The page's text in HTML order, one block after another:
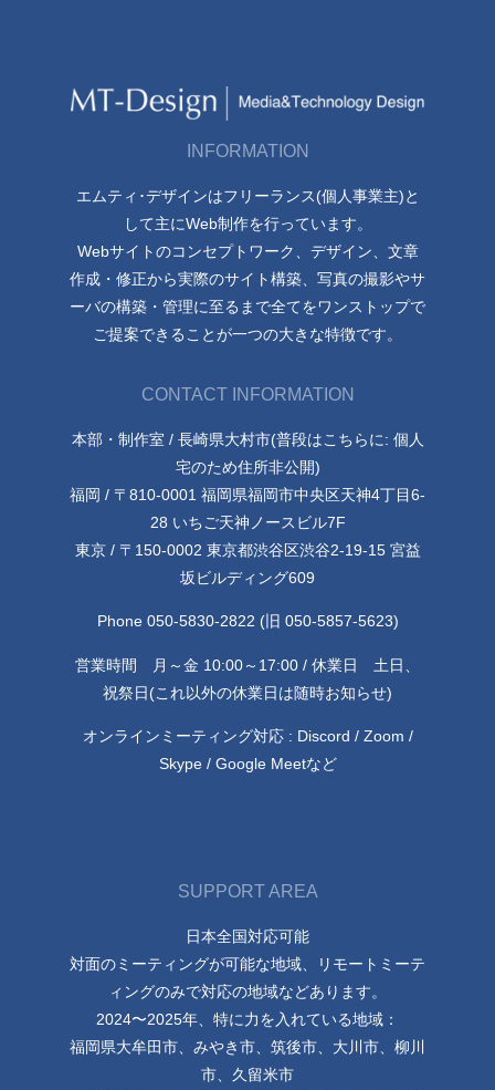
INFORMATION
エムティ･デザインはフリーランス(個人事業主)と
して主にWeb制作を行っています。
Webサイトのコンセプトワーク、デザイン、文章
作成・修正から実際のサイト構築、写真の撮影やサ
ーバの構築・管理に至るまで全てをワンストップで
ご提案できることが一つの大きな特徴です。
CONTACT INFORMATION
本部・制作室 / 長崎県大村市(普段はこちらに: 個人
宅のため住所非公開)
福岡 / 〒810-0001 福岡県福岡市中央区天神4丁目6-
28 いちご天神ノースビル7F
東京 / 〒150-0002 東京都渋谷区渋谷2-19-15 宮益
坂ビルディング609
Phone 050-5830-2822 (旧 050-5857-5623)
営業時間 月～金 10:00～17:00 / 休業日 土日、
祝祭日(これ以外の休業日は随時お知らせ)
オンラインミーティング対応 : Discord / Zoom /
Skype / Google Meetなど
SUPPORT AREA
日本全国対応可能
対面のミーティングが可能な地域、リモートミーテ
ィングのみで対応の地域などあります。
2024〜2025年、特に力を入れている地域：
福岡県大牟田市、みやき市、筑後市、大川市、柳川
市、久留米市